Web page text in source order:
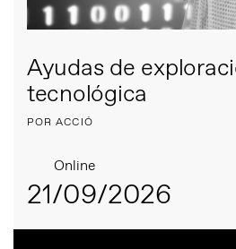
Ayudas de
tecnológica
POR ACCIÓ
Online
21/09/2026